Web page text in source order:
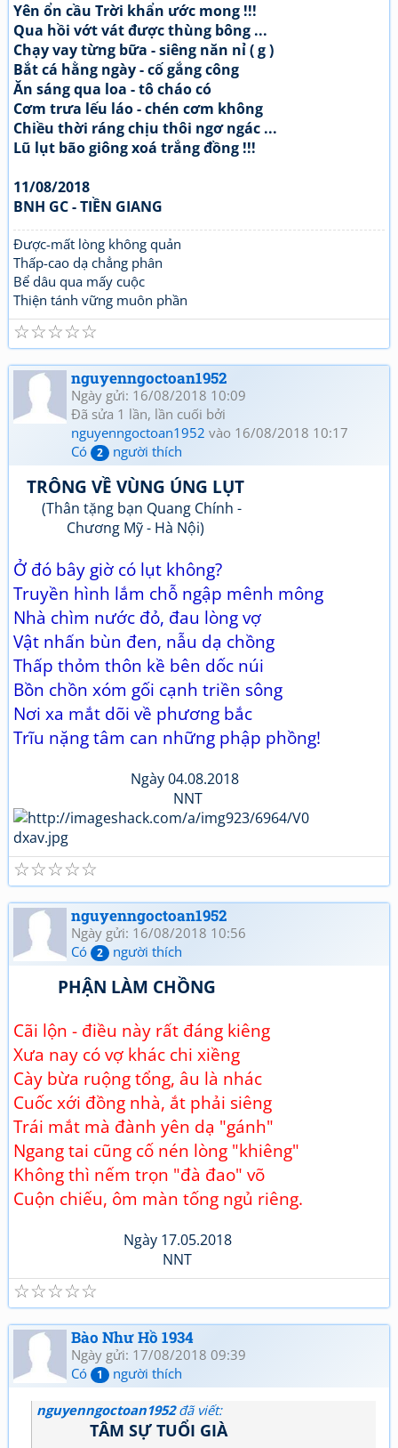
Yên ổn cầu Trời khẩn ước mong !!!
Qua hồi vớt vát được thùng bông ...
Chạy vay từng bữa - siêng năn nỉ ( g )
Bắt cá hằng ngày - cố gắng công
Ăn sáng qua loa - tô cháo có
Cơm trưa lếu láo - chén cơm không
Chiều thời ráng chịu thôi ngơ ngác ...
Lũ lụt bão giông xoá trắng đồng !!!
11/08/2018
BNH GC - TIỀN GIANG
Được-mất lòng không quản
Thấp-cao dạ chẳng phân
Bể dâu qua mấy cuộc
Thiện tánh vững muôn phần
☆
☆
☆
☆
☆
nguyenngoctoan1952
Ngày gửi: 16/08/2018 10:09
Đã sửa 1 lần, lần cuối bởi
nguyenngoctoan1952 vào 16/08/2018 10:17
Có
2 người thích
TRÔNG VỀ VÙNG ÚNG LỤT
(Thân tặng bạn Quang Chính -
Chương Mỹ - Hà Nội)
Ở đó bây giờ có lụt không?
Truyền hình lắm chỗ ngập mênh mông
Nhà chìm nước đỏ, đau lòng vợ
Vật nhấn bùn đen, nẫu dạ chồng
Thấp thỏm thôn kề bên dốc núi
Bồn chồn xóm gối cạnh triền sông
Nơi xa mắt dõi về phương bắc
Trĩu nặng tâm can những phập phồng!
Ngày 04.08.2018
NNT
☆
☆
☆
☆
☆
nguyenngoctoan1952
Ngày gửi: 16/08/2018 10:56
Có
2 người thích
PHẬN LÀM CHỒNG
Cãi lộn - điều này rất đáng kiêng
Xưa nay có vợ khác chi xiềng
Cày bừa ruộng tổng, âu là nhác
Cuốc xới đồng nhà, ắt phải siêng
Trái mắt mà đành yên dạ "gánh"
Ngang tai cũng cố nén lòng "khiêng"
Không thì nếm trọn "đà đao" võ
Cuộn chiếu, ôm màn tống ngủ riêng.
Ngày 17.05.2018
NNT
☆
☆
☆
☆
☆
Bào Như Hồ 1934
Ngày gửi: 17/08/2018 09:39
Có
1 người thích
nguyenngoctoan1952đã viết:
TÂM SỰ TUỔI GIÀ